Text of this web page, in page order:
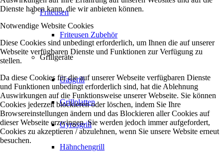
Friteusen
Friteusen Zubehör
Grillgeräte
Gasgrill
Grillplatten
Gyrosgrill
Hähnchengrill
Dienste haben kann, die wir anbieten können.
Notwendige Website Cookies
Diese Cookies sind unbedingt erforderlich, um Ihnen die auf unserer
Webseite verfügbaren Dienste und Funktionen zur Verfügung zu
stellen.
Da diese Cookies für die auf unserer Webseite verfügbaren Dienste
und Funktionen unbedingt erforderlich sind, hat die Ablehnung
Auswirkungen auf die Funktionsweise unserer Webseite. Sie können
Cookies jederzeit blockieren oder löschen, indem Sie Ihre
Browsereinstellungen ändern und das Blockieren aller Cookies auf
dieser Webseite erzwingen. Sie werden jedoch immer aufgefordert,
Cookies zu akzeptieren / abzulehnen, wenn Sie unsere Website erneut
besuchen.